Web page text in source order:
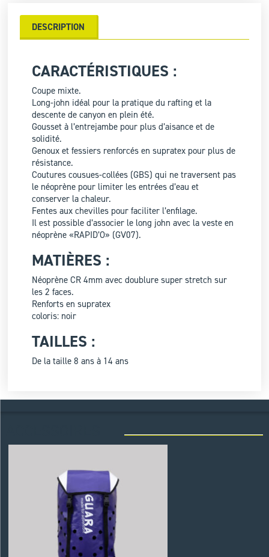
DESCRIPTION
CARACTÉRISTIQUES :
Coupe mixte.
Long-john idéal pour la pratique du rafting et la
descente de canyon en plein été.
Gousset à l’entrejambe pour plus d’aisance et de
solidité.
Genoux et fessiers renforcés en supratex pour plus de
résistance.
Coutures cousues-collées (GBS) qui ne traversent pas
le néoprène pour limiter les entrées d’eau et
conserver la chaleur.
Fentes aux chevilles pour faciliter l’enfilage.
Il est possible d’associer le long john avec la veste en
néoprène «RAPID’O» (GV07).
MATIÈRES :
Néoprène CR 4mm avec doublure super stretch sur
les 2 faces.
Renforts en supratex
coloris: noir
TAILLES :
De la taille 8 ans à 14 ans